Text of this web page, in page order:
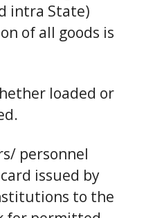
intra State)
of all goods is
loaded or
personnel
issued by
to the